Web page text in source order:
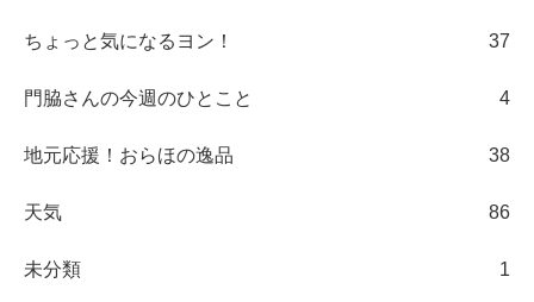
ちょっと気になるヨン！ 37
門脇さんの今週のひとこと 4
地元応援！おらほの逸品 38
天気 86
未分類 1